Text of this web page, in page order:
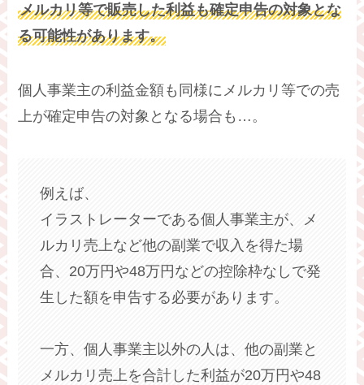
メルカリ等で販売した利益も確定申告の対象とな
る可能性があります。
個人事業主の利益金額も同様にメルカリ等での売
上が確定申告の対象となる場合も…。
例えば、
イラストレーターである個人事業主が、メ
ルカリ売上など他の副業で収入を得た場
合、20万円や48万円などの控除枠なしで発
生した額を申告する必要があります。
一方、個人事業主以外の人は、他の副業と
メルカリ売上を合計した利益が20万円や48